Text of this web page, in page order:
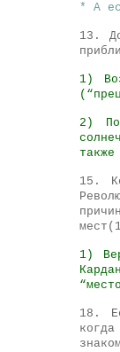
* А
13.
1)
2)
также
15.
1)
18.